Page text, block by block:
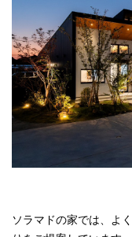
ソラマドの家では、よ